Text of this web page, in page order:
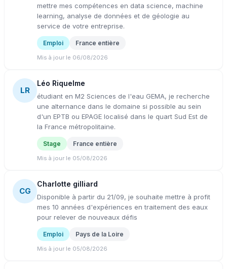
mettre mes compétences en data science, machine
learning, analyse de données et de géologie au
service de votre entreprise.
Emploi France entière
Mis à jour le 06/08/2026
LR
Léo Riquelme
étudiant en M2 Sciences de l'eau GEMA, je recherche
une alternance dans le domaine si possible au sein
d'un EPTB ou EPAGE localisé dans le quart Sud Est de
la France métropolitaine.
Stage France entière
Mis à jour le 05/08/2026
CG
Charlotte gilliard
Disponible à partir du 21/09, je souhaite mettre à profit
mes 10 années d'expériences en traitement des eaux
pour relever de nouveaux défis
Emploi Pays de la Loire
Mis à jour le 05/08/2026